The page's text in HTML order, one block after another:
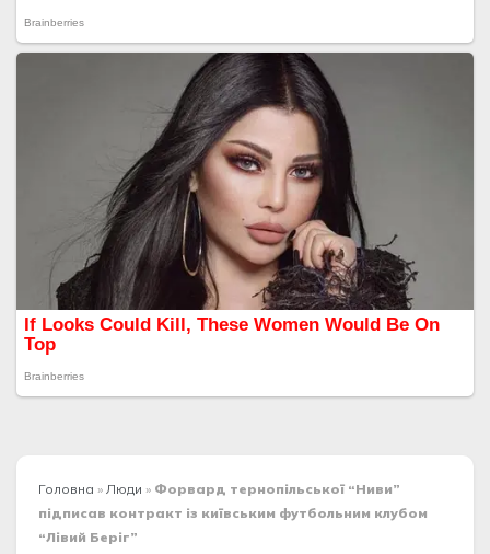
Головна » Люди » Форвард тернопільської “Ниви”
підписав контракт із київським футбольним клубом
“Лівий Беріг”